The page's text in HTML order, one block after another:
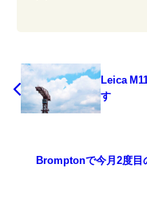
Leica
す
Bromptonで今月2度目